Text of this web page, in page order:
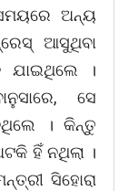
ଅନ୍ୟ
ଆସୁଥିବା
ଯାଇଥିଲେ ।
ସେ
। କିନ୍ତୁ
ହିଁ ନଥିଲା ।
ସିହୋରା